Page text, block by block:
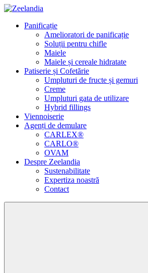
Sari
conținutulPanificație
Amelioratori de panificație
Soluții pentru chifle
Maiele
Maiele și cereale hidratate
Patiserie și Cofetărie
Umpluturi de fructe și gemuri
Creme
Umpluturi gata de utilizare
Hybrid fillings
Viennoiserie
Agenți de demulare
CARLEX®
CARLO®
OVAM
Despre Zeelandia
Sustenabilitate
Expertiza noastră
Contact